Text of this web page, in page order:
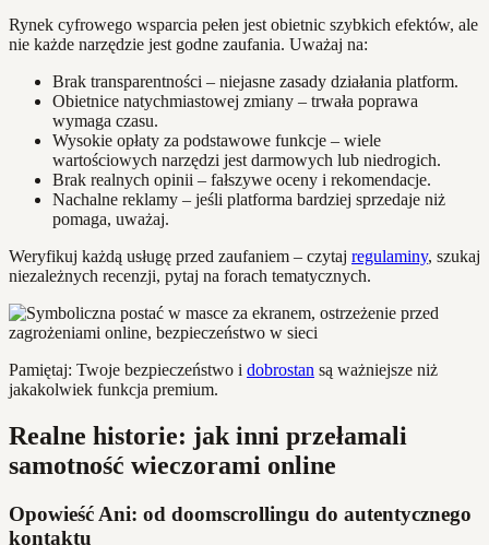
Rynek cyfrowego wsparcia pełen jest obietnic szybkich efektów, ale
nie każde narzędzie jest godne zaufania. Uważaj na:
Brak transparentności – niejasne zasady działania platform.
Obietnice natychmiastowej zmiany – trwała poprawa
wymaga czasu.
Wysokie opłaty za podstawowe funkcje – wiele
wartościowych narzędzi jest darmowych lub niedrogich.
Brak realnych opinii – fałszywe oceny i rekomendacje.
Nachalne reklamy – jeśli platforma bardziej sprzedaje niż
pomaga, uważaj.
Weryfikuj każdą usługę przed zaufaniem – czytaj regulaminy, szukaj
niezależnych recenzji, pytaj na forach tematycznych.
Pamiętaj: Twoje bezpieczeństwo i dobrostan są ważniejsze niż
jakakolwiek funkcja premium.
Realne historie: jak inni przełamali
samotność wieczorami online
Opowieść Ani: od doomscrollingu do autentycznego
kontaktu